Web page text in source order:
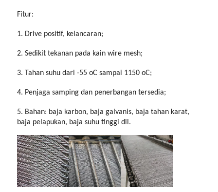
Fitur:
1. Drive positif, kelancaran;
2. Sedikit tekanan pada kain wire mesh;
3. Tahan suhu dari -55 oC sampai 1150 oC;
4. Penjaga samping dan penerbangan tersedia;
5. Bahan: baja karbon, baja galvanis, baja tahan karat,
baja pelapukan, baja suhu tinggi dll.